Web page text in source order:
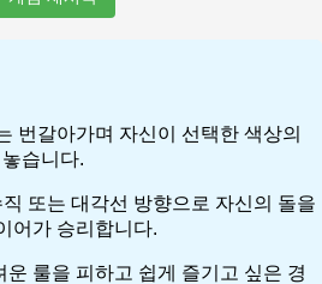
번갈아가며 자신이 선택한 색상의
습니다.
또는 대각선 방향으로 자신의 돌을
어가 승리합니다.
룰을 피하고 쉽게 즐기고 싶은 경